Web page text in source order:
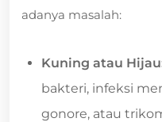
adanya masalah:
Kuning atau
bakteri, infeksi
gonore, atau